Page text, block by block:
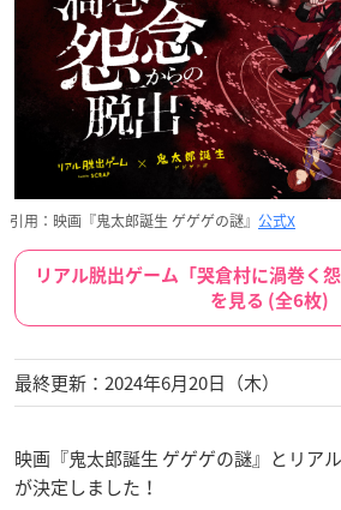
引用：映画『鬼太郎誕生 ゲゲゲの謎』 公式X
リアル脱出ゲーム「哭倉村に渦巻く
を見る (全6枚)
最終更新：2024年6月20日（木）
映画『鬼太郎誕生 ゲゲゲの謎』とリア
が決定しました！